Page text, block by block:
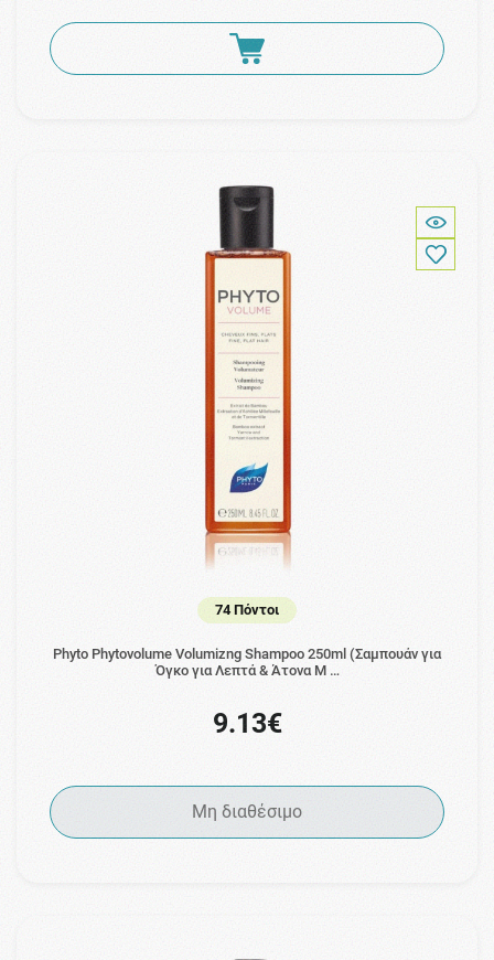
74 Πόντοι
Phyto Phytovolume Volumizng Shampoo 250ml (Σαμπουάν για
Όγκο για Λεπτά & Άτονα Μ …
9.13€
Μη διαθέσιμο